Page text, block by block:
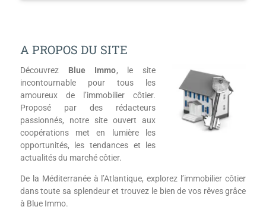
A PROPOS DU SITE
Découvrez Blue Immo, le site
incontournable pour tous les
amoureux de l’immobilier côtier.
Proposé par des rédacteurs
passionnés, notre site ouvert aux
coopérations met en lumière les
opportunités, les tendances et les
actualités du marché côtier.
De la Méditerranée à l’Atlantique, explorez l’immobilier côtier
dans toute sa splendeur et trouvez le bien de vos rêves grâce
à Blue Immo.